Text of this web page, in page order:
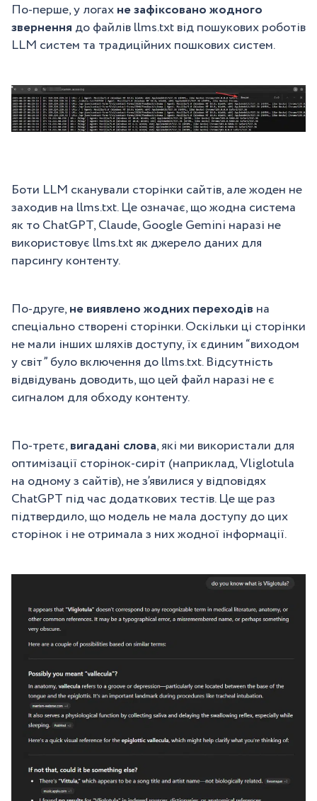
По-перше, у логахне зафіксовано жодного
звернення до файлів llms.txt від пошукових роботів
LLM систем та традиційних пошкових систем.
Боти LLM сканували сторінки сайтів, але жоден не
заходив на llms.txt. Це означає, що жодна система
як то ChatGPT, Claude, Google Gemini наразі не
використовує llms.txt як джерело даних для
парсингу контенту.
По-друге,не виявлено жодних переходів на
спеціально створені сторінки. Оскільки ці сторінки
не мали інших шляхів доступу, їх єдиним “виходом
у світ” було включення до llms.txt. Відсутність
відвідувань доводить, що цей файл наразі не є
сигналом для обходу контенту.
По-третє,вигадані слова, які ми використали для
оптимізації сторінок-сиріт (наприклад, Vliglotula
на одному з сайтів), не з’явилися у відповідях
ChatGPT під час додаткових тестів. Це ще раз
підтвердило, що модель не мала доступу до цих
сторінок і не отримала з них жодної інформації.